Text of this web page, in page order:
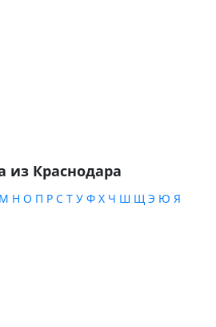
из Краснодара
М Н О П Р С Т У Ф Х Ч Ш Щ Э Ю Я